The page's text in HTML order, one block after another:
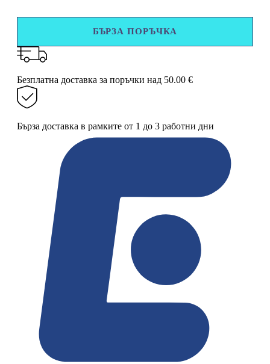
с
капак
дръжка
–
инокс
БЪРЗА ПОРЪЧКА
Безплатна доставка за поръчки над 50.00 €
Бърза доставка в рамките от 1 до 3 работни дни